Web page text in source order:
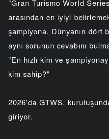
"Gran Turismo World
arasından en iyiyi
şampiyona. Dünyanın dört
aynı sorunun cevabını
"En hızlı kim ve
kim sahip?"
2026'da GTWS,
giriyor.